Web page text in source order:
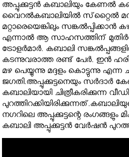
അപ്പുക്കുട്ടന്‍ കബാലിയും കേണല്‍
വൈറല്‍കബാലിയില്‍ സ്‌റ്റൈല്‍
മറ്റാരെയെങ്കിലും സങ്കല്‍പ്പിക്കാന്‍
എന്നാല്‍ ആ സാഹസത്തിന്
ട്രോളര്‍മാര്‍. കബാലി
കടന്നുവരാത്ത രണ്ട് പേര്‍. ഇന്‍
മഴ പെയ്യുന്നു മദ്ദളം കൊട്ടുന്നു എന്ന
ജഗതി.അപ്പുക്കുട്ടനെയും സര്‍ദാര്‍
കബാലിയായി ചിത്രീകരിക്കുന്ന
നഗറിലെ അപ്പുക്കുട്ടന്റെ
കബാലി അപ്പുക്കുട്ടന്‍ വേര്‍ഷന്‍